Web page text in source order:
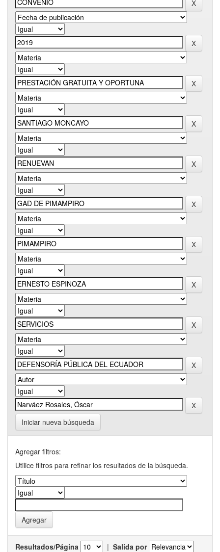
Iniciar nueva búsqueda
Agregar filtros:
Utilice filtros para refinar los resultados de la búsqueda.
Resultados/Página | Salida por